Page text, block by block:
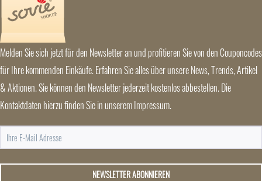
Melden Sie sich jetzt für den Newsletter an und profitieren Sie von den Couponcodes
für Ihre kommenden Einkäufe. Erfahren Sie alles über unsere News, Trends, Artikel
& Aktionen. Sie können den Newsletter jederzeit kostenlos abbestellen. Die
Kontaktdaten hierzu finden Sie in unserem Impressum.
NEWSLETTER ABONNIEREN